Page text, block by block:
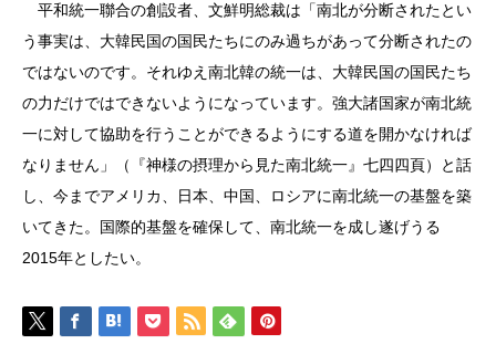
平和統一聯合の創設者、文鮮明総裁は「南北が分断されたとい
う事実は、大韓民国の国民たちにのみ過ちがあって分断されたの
ではないのです。それゆえ南北韓の統一は、大韓民国の国民たち
の力だけではできないようになっています。強大諸国家が南北統
一に対して協助を行うことができるようにする道を開かなければ
なりません」（『神様の摂理から見た南北統一』七四四頁）と話
し、今までアメリカ、日本、中国、ロシアに南北統一の基盤を築
いてきた。国際的基盤を確保して、南北統一を成し遂げうる
2015年としたい。